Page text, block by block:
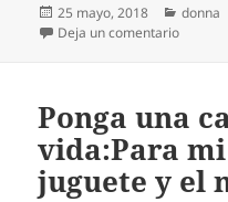
Publicado
el
25 mayo, 2018 donna
Deja un comentarioen
Ponga una
vida:Para
juguete y el